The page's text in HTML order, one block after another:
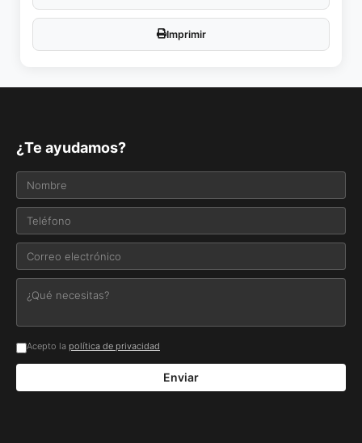
Imprimir
¿Te ayudamos?
Acepto la política de privacidad
Enviar